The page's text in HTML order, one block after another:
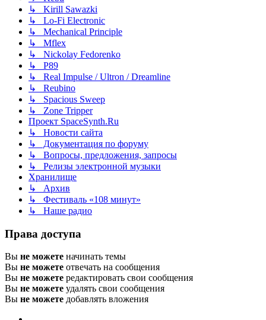
↳ Kirill Sawazki
↳ Lo-Fi Electronic
↳ Mechanical Principle
↳ Mflex
↳ Nickolay Fedorenko
↳ P89
↳ Real Impulse / Ultron / Dreamline
↳ Reubino
↳ Spacious Sweep
↳ Zone Tripper
Проект SpaceSynth.Ru
↳ Новости сайта
↳ Документация по форуму
↳ Вопросы, предложения, запросы
↳ Релизы электронной музыки
Хранилище
↳ Архив
↳ Фестиваль «108 минут»
↳ Наше радио
Права доступа
Вы не можете начинать темы
Вы не можете отвечать на сообщения
Вы не можете редактировать свои сообщения
Вы не можете удалять свои сообщения
Вы не можете добавлять вложения